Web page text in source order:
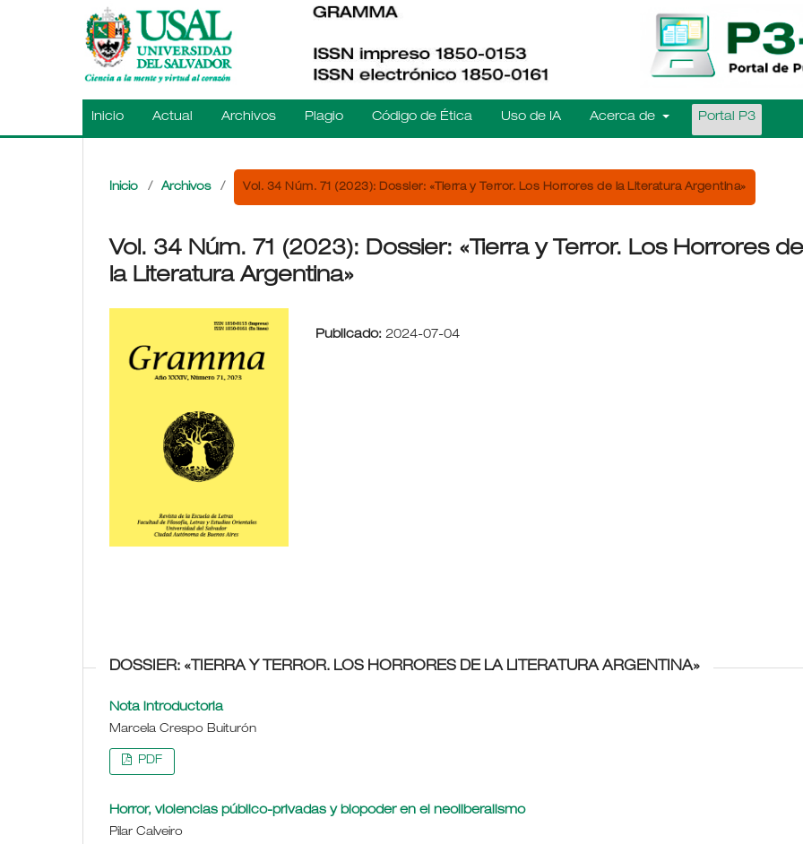
Inicio Actual Archivos Plagio Código de Ética Uso de IA Acerca de Portal P3
Inicio / Archivos / Vol. 34 Núm. 71 (2023): Dossier: «Tierra y Terror. Los Horrores de la Literatura Argentina»
Vol. 34 Núm. 71 (2023): Dossier: «Tierra y Terror. Los Horrores de
la Literatura Argentina»
Publicado: 2024-07-04
DOSSIER: «TIERRA Y TERROR. LOS HORRORES DE LA LITERATURA ARGENTINA»
Nota introductoria
Marcela Crespo Buiturón
PDF
Horror, violencias público-privadas y biopoder en el neoliberalismo
Pilar Calveiro